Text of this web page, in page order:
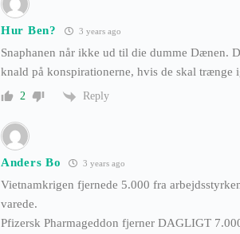
Hur Ben? 3 years ago
Snaphanen når ikke ud til die dumme Dænen.
knald på konspirationerne, hvis de skal trænge
2 Reply
Anders Bo 3 years ago
Vietnamkrigen fjernede 5.000 fra
varede.
Pfizersk Pharmageddon fjerner DAGLIGT